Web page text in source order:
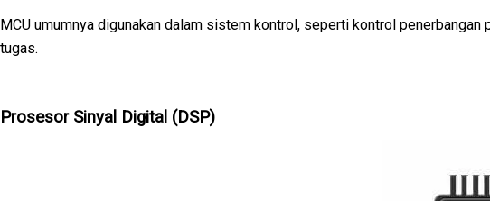
MCU umumnya digunakan dalam sistem kontrol, seperti kontrol
tugas.
Prosesor Sinyal Digital (DSP)